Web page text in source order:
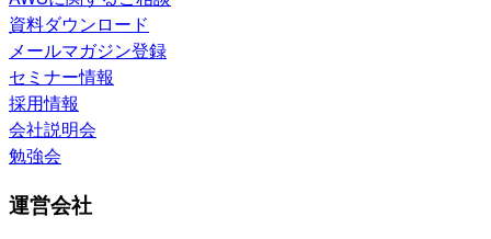
資料ダウンロード
メールマガジン登録
セミナー情報
採用情報
会社説明会
勉強会
運営会社